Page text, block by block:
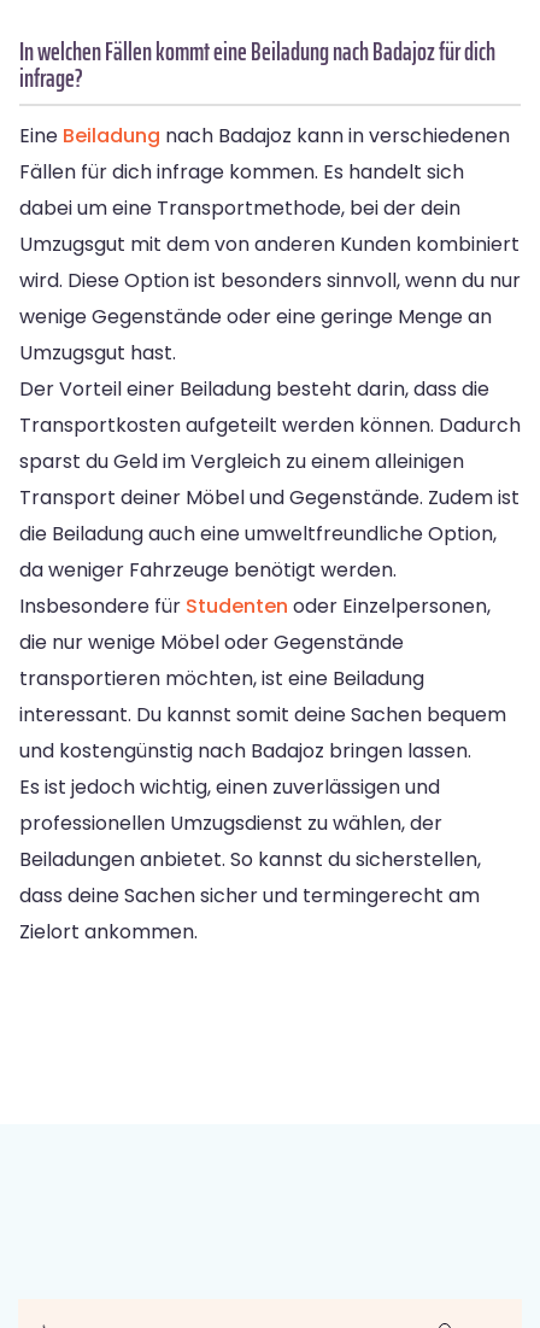
In welchen Fällen kommt eine Beiladung nach Badajoz für dich
infrage?
Eine Beiladung nach Badajoz kann in verschiedenen
Fällen für dich infrage kommen. Es handelt sich
dabei um eine Transportmethode, bei der dein
Umzugsgut mit dem von anderen Kunden kombiniert
wird. Diese Option ist besonders sinnvoll, wenn du nur
wenige Gegenstände oder eine geringe Menge an
Umzugsgut hast.
Der Vorteil einer Beiladung besteht darin, dass die
Transportkosten aufgeteilt werden können. Dadurch
sparst du Geld im Vergleich zu einem alleinigen
Transport deiner Möbel und Gegenstände. Zudem ist
die Beiladung auch eine umweltfreundliche Option,
da weniger Fahrzeuge benötigt werden.
Insbesondere für Studenten oder Einzelpersonen,
die nur wenige Möbel oder Gegenstände
transportieren möchten, ist eine Beiladung
interessant. Du kannst somit deine Sachen bequem
und kostengünstig nach Badajoz bringen lassen.
Es ist jedoch wichtig, einen zuverlässigen und
professionellen Umzugsdienst zu wählen, der
Beiladungen anbietet. So kannst du sicherstellen,
dass deine Sachen sicher und termingerecht am
Zielort ankommen.